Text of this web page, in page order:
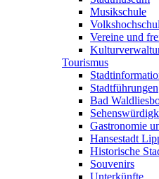
Musikschule
Vereine und
Tourismus
Stadtführungen
Bad
Gastronomie
Hansestadt
Historische
Souvenirs
Unterkünfte